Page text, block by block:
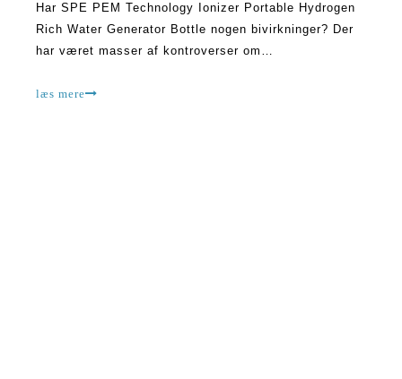
Har SPE PEM Technology Ionizer Portable Hydrogen
Rich Water Generator Bottle nogen bivirkninger? Der
har været masser af kontroverser om
denne teknologi og hævdet, at den er ret
læs mere